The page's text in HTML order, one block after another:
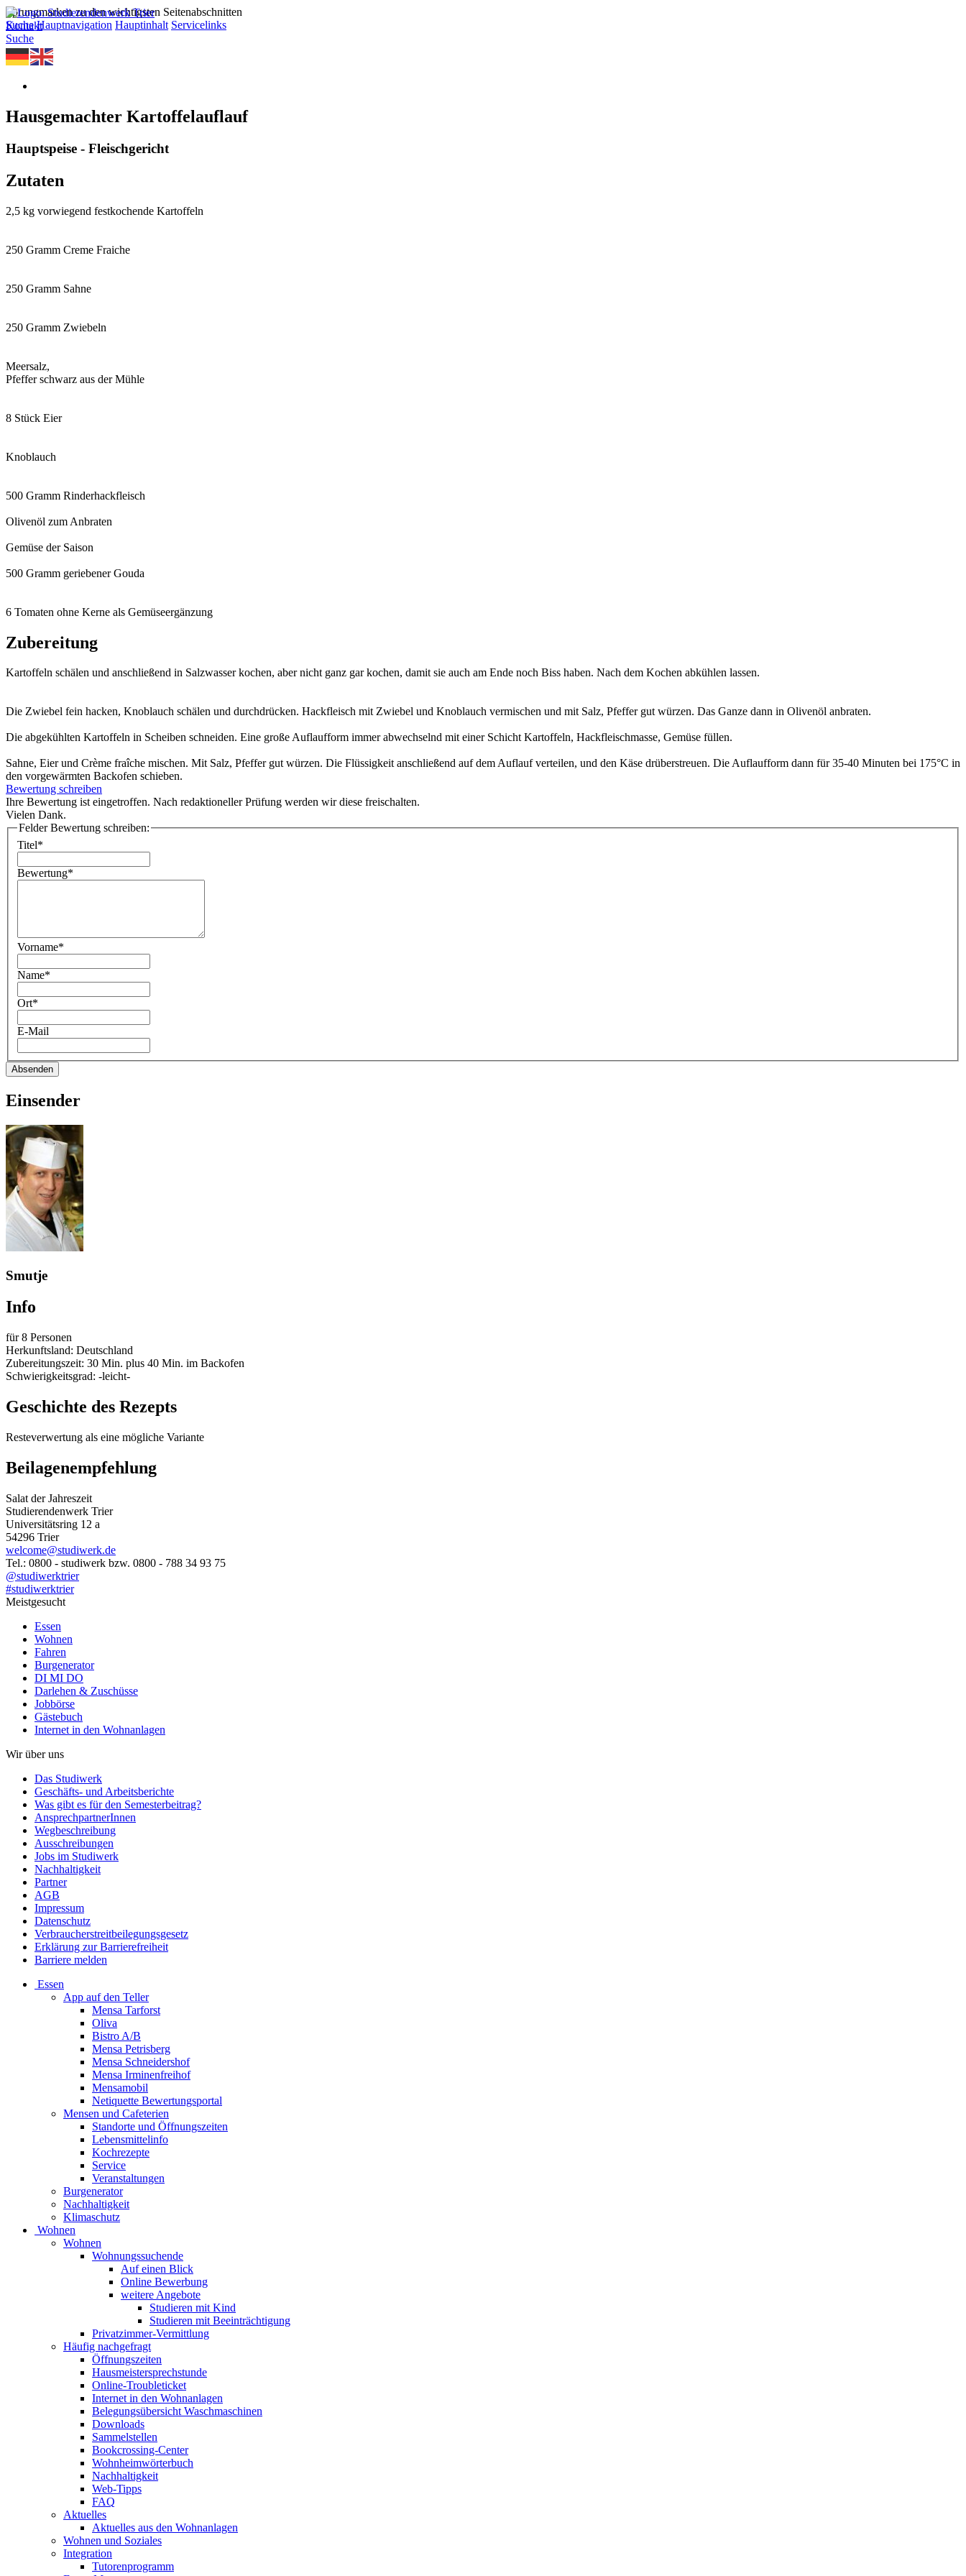
Sprungmarken zu den wichtigsten Seitenabschnitten
Suche Hauptnavigation Hauptinhalt Servicelinks
Kontakt
Suche
Hausgemachter Kartoffelauflauf
Hauptspeise - Fleischgericht
Zutaten
2,5 kg vorwiegend festkochende Kartoffeln
250 Gramm Creme Fraiche
250 Gramm Sahne
250 Gramm Zwiebeln
Meersalz,
Pfeffer schwarz aus der Mühle
8 Stück Eier
Knoblauch
500 Gramm Rinderhackfleisch
Olivenöl zum Anbraten
Gemüse der Saison
500 Gramm geriebener Gouda
6 Tomaten ohne Kerne als Gemüseergänzung
Zubereitung
Kartoffeln schälen und anschließend in Salzwasser kochen, aber nicht ganz gar kochen, damit sie auch am Ende noch Biss haben. Nach dem Kochen abkühlen lassen.
Die Zwiebel fein hacken, Knoblauch schälen und durchdrücken. Hackfleisch mit Zwiebel und Knoblauch vermischen und mit Salz, Pfeffer gut würzen. Das Ganze dann in Olivenöl anbraten.
Die abgekühlten Kartoffeln in Scheiben schneiden. Eine große Auflaufform immer abwechselnd mit einer Schicht Kartoffeln, Hackfleischmasse, Gemüse füllen.
Sahne, Eier und Crème fraîche mischen. Mit Salz, Pfeffer gut würzen. Die Flüssigkeit anschließend auf dem Auflauf verteilen, und den Käse drüberstreuen. Die Auflaufform dann für 35-40 Minuten bei 175°C in
den vorgewärmten Backofen schieben.
Bewertung schreiben
Ihre Bewertung ist eingetroffen. Nach redaktioneller Prüfung werden wir diese freischalten.
Vielen Dank.
Felder Bewertung schreiben:
Titel*
Bewertung*
Vorname*
Name*
Ort*
E-Mail
Absenden
Einsender
Smutje
Info
für 8 Personen
Herkunftsland: Deutschland
Zubereitungszeit: 30 Min. plus 40 Min. im Backofen
Schwierigkeitsgrad: -leicht-
Geschichte des Rezepts
Resteverwertung als eine mögliche Variante
Beilagenempfehlung
Salat der Jahreszeit
Studierendenwerk Trier
Universitätsring 12 a
54296 Trier
welcome@studiwerk.de
Tel.: 0800 - studiwerk bzw. 0800 - 788 34 93 75
@studiwerktrier
#studiwerktrier
Meistgesucht
Essen
Wohnen
Fahren
Burgenerator
DI MI DO
Darlehen & Zuschüsse
Jobbörse
Gästebuch
Internet in den Wohnanlagen
Wir über uns
Das Studiwerk
Geschäfts- und Arbeitsberichte
Was gibt es für den Semesterbeitrag?
AnsprechpartnerInnen
Wegbeschreibung
Ausschreibungen
Jobs im Studiwerk
Nachhaltigkeit
Partner
AGB
Impressum
Datenschutz
Verbraucherstreitbeilegungsgesetz
Erklärung zur Barrierefreiheit
Barriere melden
Essen
App auf den Teller
Mensa Tarforst
Oliva
Bistro A/B
Mensa Petrisberg
Mensa Schneidershof
Mensa Irminenfreihof
Mensamobil
Netiquette Bewertungsportal
Mensen und Cafeterien
Standorte und Öffnungszeiten
Lebensmittelinfo
Kochrezepte
Service
Veranstaltungen
Burgenerator
Nachhaltigkeit
Klimaschutz
Wohnen
Wohnen
Wohnungssuchende
Auf einen Blick
Online Bewerbung
weitere Angebote
Studieren mit Kind
Studieren mit Beeinträchtigung
Privatzimmer-Vermittlung
Häufig nachgefragt
Öffnungszeiten
Hausmeistersprechstunde
Online-Troubleticket
Internet in den Wohnanlagen
Belegungsübersicht Waschmaschinen
Downloads
Sammelstellen
Bookcrossing-Center
Wohnheimwörterbuch
Nachhaltigkeit
Web-Tipps
FAQ
Aktuelles
Aktuelles aus den Wohnanlagen
Wohnen und Soziales
Integration
Tutorenprogramm